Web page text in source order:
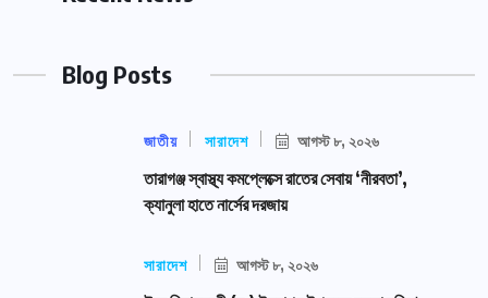
Blog Posts
জাতীয় সারাদেশ আগস্ট ৮, ২০২৬
তারাগঞ্জ স্বাস্থ্য কমপ্লেক্সে রাতের সেবায় ‘নীরবতা’,
ক্যানুলা হাতে নার্সের দরজায়
সারাদেশ আগস্ট ৮, ২০২৬